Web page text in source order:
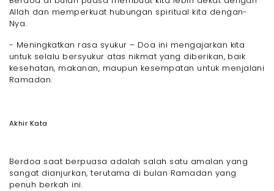
Allah dan memperkuat hubungan spiritual kita dengan-
Nya.
- Meningkatkan rasa syukur – Doa ini mengajarkan kita
untuk selalu bersyukur atas nikmat yang diberikan, baik
kesehatan, makanan, maupun kesempatan untuk menjalani
Ramadan.
Akhir Kata
Berdoa saat berpuasa adalah salah satu amalan yang
sangat dianjurkan, terutama di bulan Ramadan yang
penuh berkah ini.